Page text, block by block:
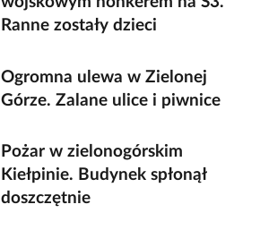
Ranne zostały dzieci
Ogromna ulewa w Zielonej
Górze. Zalane ulice i piwnice
Pożar w zielonogórskim
Kiełpinie. Budynek spłonął
doszczętnie